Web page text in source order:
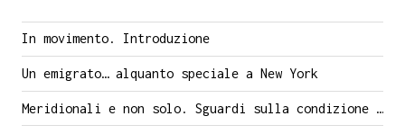
In movimento. Introduzione
Un emigrato… alquanto speciale a New York
Meridionali e non solo. Sguardi sulla condizione migrante a Milano nel secondo dopoguerra